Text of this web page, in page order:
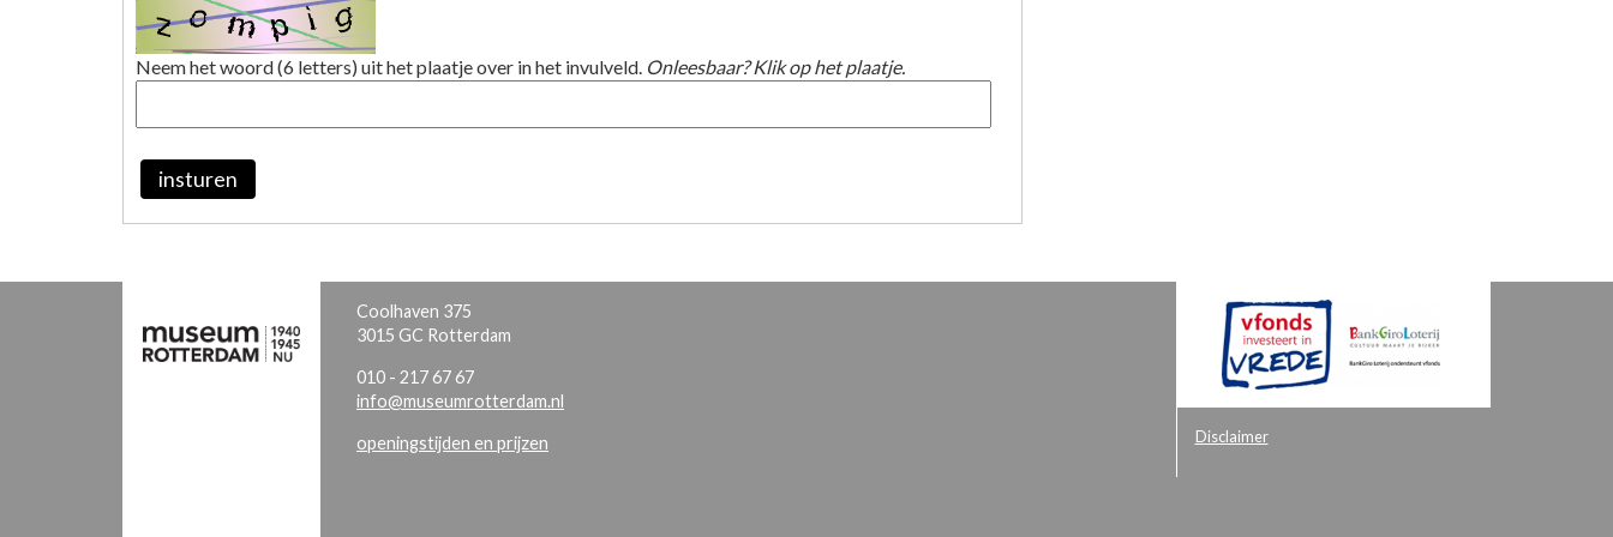
Neem het woord (6 letters) uit het plaatje over in het invulveld. Onleesbaar? Klik op het plaatje.
insturen
Coolhaven 375
3015 GC Rotterdam
010 - 217 67 67
info@museumrotterdam.nl
openingstijden en prijzen Disclaimer